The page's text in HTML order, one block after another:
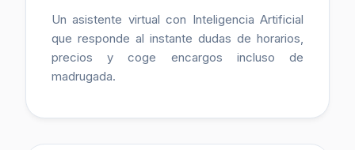
Un asistente virtual con Inteligencia Artificial
que responde al instante dudas de horarios,
precios y coge encargos incluso de
madrugada.